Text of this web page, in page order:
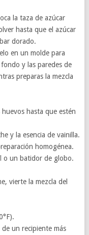
la taza de azúcar
hasta que el azúcar
dorado.
en un molde para
y las paredes de
preparas la mezcla
hasta que estén
y la esencia de vainilla.
homogénea.
o un batidor de globo.
vierte la mezcla del
un recipiente más